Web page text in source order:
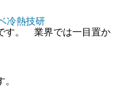
冷熱技研
す。 業界では一目置か
。